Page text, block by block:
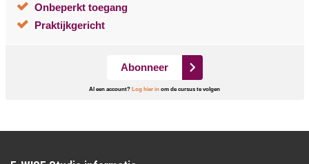
Onbeperkt toegang
Praktijkgericht
Abonneer
Al een account? Log hier in om de cursus te volgen